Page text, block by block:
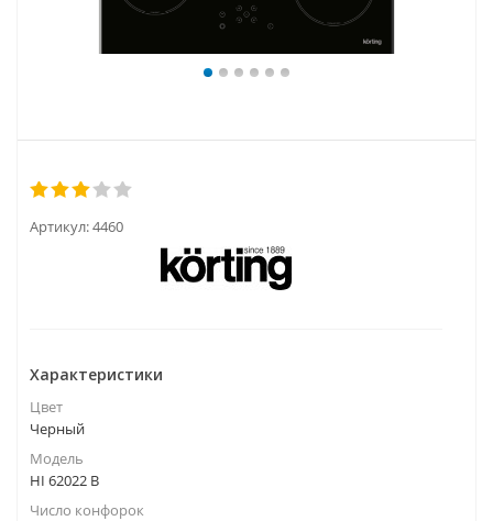
Артикул:4460
Характеристики
Цвет
Черный
Модель
HI 62022 B
Число конфорок